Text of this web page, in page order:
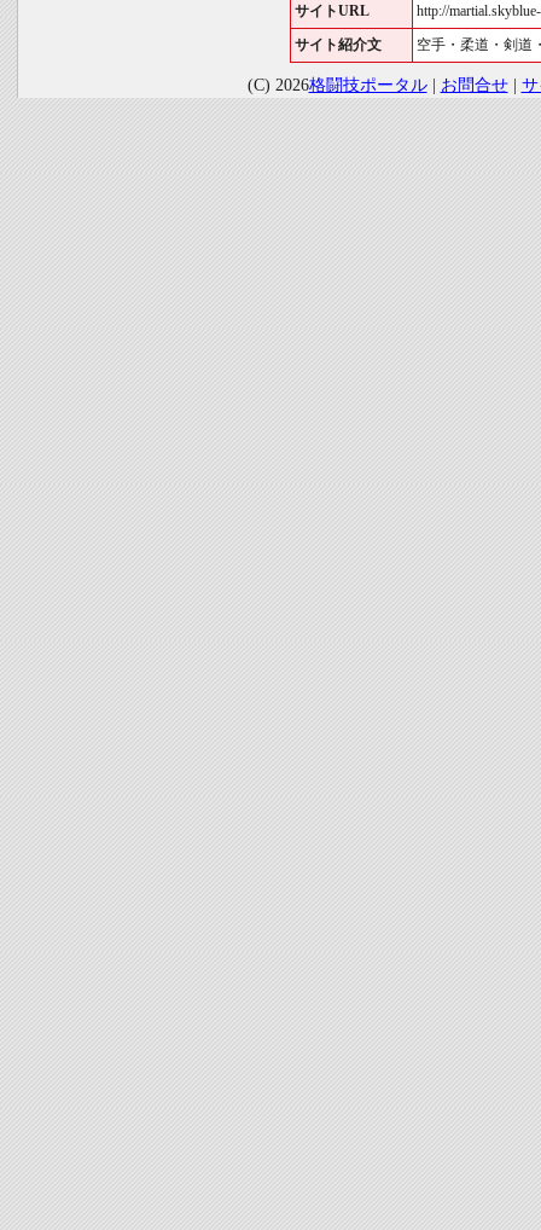
サイトURL http://
サイト紹介文 空手・柔道・剣道
(C) 2026格闘技ポータル| お問合せ|